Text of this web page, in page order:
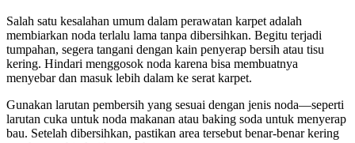
Salah satu kesalahan umum dalam perawatan karpet adalah
membiarkan noda terlalu lama tanpa dibersihkan. Begitu terjadi
tumpahan, segera tangani dengan kain penyerap bersih atau tisu
kering. Hindari menggosok noda karena bisa membuatnya
menyebar dan masuk lebih dalam ke serat karpet.
Gunakan larutan pembersih yang sesuai dengan jenis noda—seperti
larutan cuka untuk noda makanan atau baking soda untuk menyerap
bau. Setelah dibersihkan, pastikan area tersebut benar-benar kering